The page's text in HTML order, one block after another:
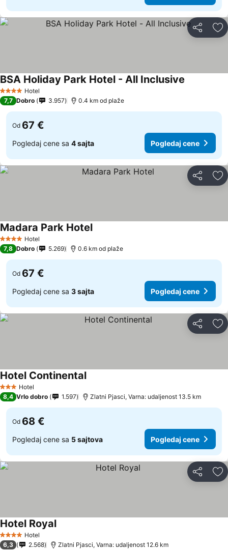
Deli
4 ZvezdiceHotel
BSA Holiday Park Hotel - All Inclusive
7,7 Dobro 3.957 0.4 km od plaže
Od 67 €
Pogledaj cene sa 4 sajta Pogledaj cene
Deli
4 ZvezdiceHotel
Madara Park Hotel
7,8 Dobro 5.269 0.6 km od plaže
Od 67 €
Pogledaj cene sa 3 sajta Pogledaj cene
Deli
3 Zvezdice
Hotel
Hotel Continental
8,4 Vrlo dobro 1.597 Zlatni Pjasci, Varna: udaljenost 13.5 km
Od 68 €
Pogledaj cene sa 5 sajtova Pogledaj cene
Deli
4 ZvezdiceHotel
Hotel Royal
6,3 2.568 Zlatni Pjasci, Varna: udaljenost 12.6 km